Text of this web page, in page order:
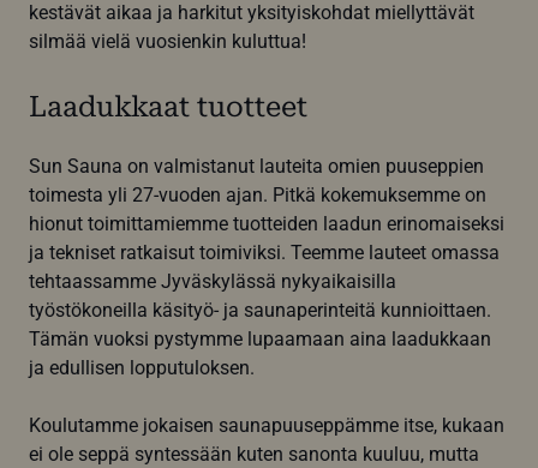
kestävät aikaa ja harkitut yksityiskohdat miellyttävät
silmää vielä vuosienkin kuluttua!
Laadukkaat tuotteet
Sun Sauna on valmistanut lauteita omien puuseppien
toimesta yli 27-vuoden ajan. Pitkä kokemuksemme on
hionut toimittamiemme tuotteiden laadun erinomaiseksi
ja tekniset ratkaisut toimiviksi. Teemme lauteet omassa
tehtaassamme Jyväskylässä nykyaikaisilla
työstökoneilla käsityö- ja saunaperinteitä kunnioittaen.
Tämän vuoksi pystymme lupaamaan aina laadukkaan
ja edullisen lopputuloksen.
Koulutamme jokaisen saunapuuseppämme itse, kukaan
ei ole seppä syntessään kuten sanonta kuuluu, mutta